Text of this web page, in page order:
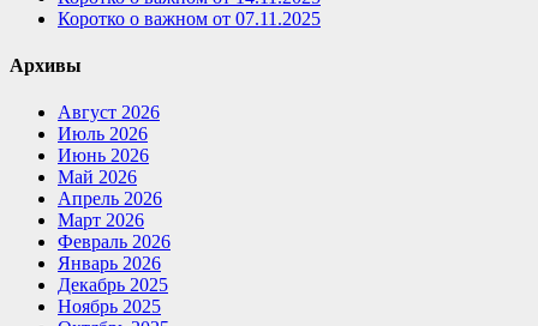
Коротко о важном от 07.11.2025
Архивы
Август 2026
Июль 2026
Июнь 2026
Май 2026
Апрель 2026
Март 2026
Февраль 2026
Январь 2026
Декабрь 2025
Ноябрь 2025